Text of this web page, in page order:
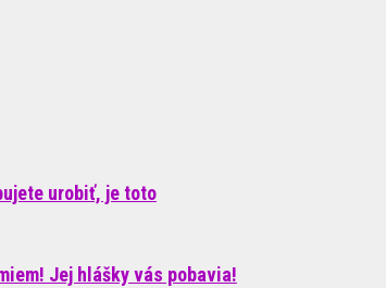
urobiť, je toto
Jej hlášky vás pobavia!